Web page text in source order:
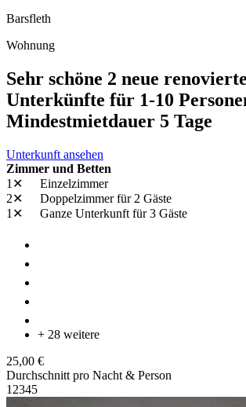
Barsfleth
Wohnung
Sehr schöne 2 neue renovierte
Unterkünfte für 1-10
Mindestmietdauer 5 Tage
Unterkunft ansehen
Zimmer und Betten
1✕
Einzelzimmer
2✕
Doppelzimmerfür 2 Gäste
1✕
Ganze Unterkunft für 3 Gäste
+ 28 weitere
25,00 €
Durchschnitt pro Nacht & Person
1 2345